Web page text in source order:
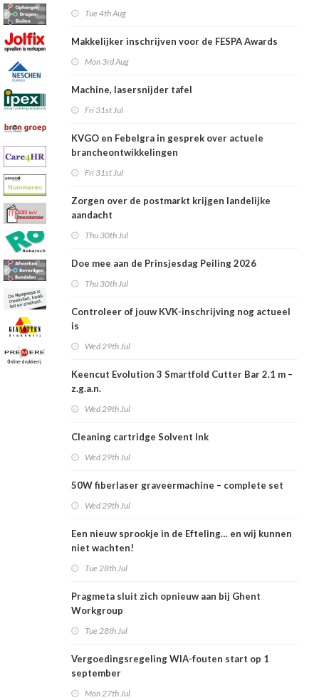
Tue 4th Aug
Makkelijker inschrijven voor de FESPA Awards
Mon 3rd Aug
Machine, lasersnijder tafel
Fri 31st Jul
KVGO en Febelgra in gesprek over actuele
brancheontwikkelingen
Fri 31st Jul
Zorgen over de postmarkt krijgen landelijke
aandacht
Thu 30th Jul
Doe mee aan de Prinsjesdag Peiling 2026
Thu 30th Jul
Controleer of jouw KVK-inschrijving nog actueel
is
Wed 29th Jul
Keencut Evolution 3 Smartfold Cutter Bar 2.1 m –
z.g.a.n.
Wed 29th Jul
Cleaning cartridge Solvent Ink
Wed 29th Jul
50W fiberlaser graveermachine – complete set
Wed 29th Jul
Een nieuw sprookje in de Efteling… en wij kunnen
niet wachten!
Tue 28th Jul
Pragmeta sluit zich opnieuw aan bij Ghent
Workgroup
Tue 28th Jul
Vergoedingsregeling WIA-fouten start op 1
september
Mon 27th Jul